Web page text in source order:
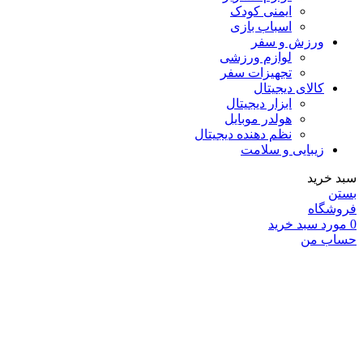
ایمنی کودک
اسباب بازی
ورزش و سفر
لوازم ورزشی
تجهیزات سفر
کالای دیجیتال
ابزار دیجیتال
هولدر موبایل
نظم دهنده دیجیتال
زیبایی و سلامت
سبد خرید
بستن
فروشگاه
0 مورد سبد خرید
حساب من